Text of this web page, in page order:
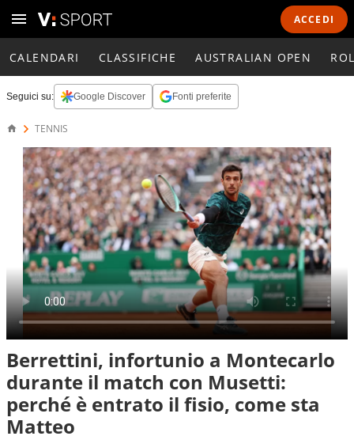
ACCEDI
CALENDARI CLASSIFICHE AUSTRALIAN OPEN
Seguici su: Google Discover Fonti preferite
TENNIS
Berrettini, infortunio a Montecarlo
durante il match con Musetti:
perché è entrato il fisio, come sta
Matteo